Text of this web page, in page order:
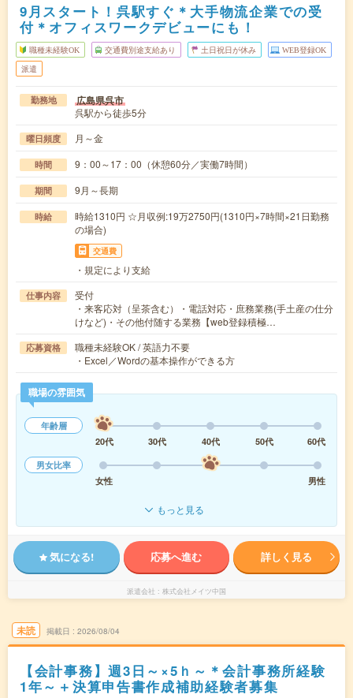
9月スタート！呉駅すぐ＊大手物流企業での受
付＊オフィスワークデビューにも！
職種未経験OK 交通費別途支給あり 土日祝日が休み WEB登録OK
派遣
勤務地 広島県呉市
呉駅から徒歩5分
曜日頻度 月～金
時間 9：00～17：00（休憩60分／実働7時間）
期間 9月～長期
時給
時給1310円 ☆月収例:19万2750円(1310円×7時間×21日勤務
の場合)
交通費
・規定により支給
仕事内容
受付
・来客応対（呈茶含む）・電話対応・庶務業務(手土産の仕分
けなど)・その他付随する業務【web登録積極…
応募資格
職種未経験OK / 英語力不要
・Excel／Wordの基本操作ができる方
職場の雰囲気
年齢層
20代
30代 40代 50代
60代
男女比率
女性
男性
もっと見る
気になる! 応募へ進む 詳しく見る
派遣会社 株式会社メイツ中国
未読 掲載日 2026/08/04
【会計事務】週3日～×5ｈ～＊会計事務所経験
1年～＋決算申告書作成補助経験者募集